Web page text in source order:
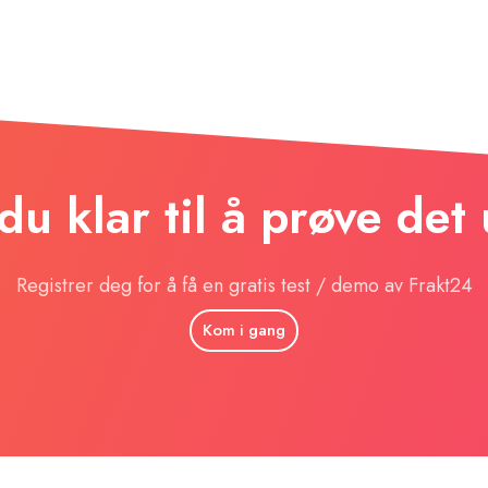
klar til å prøve det
Registrer deg for å få en gratis test / demo av Frakt24
Kom i gang